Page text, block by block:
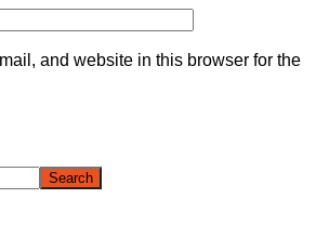
and website in this browser for the
Search